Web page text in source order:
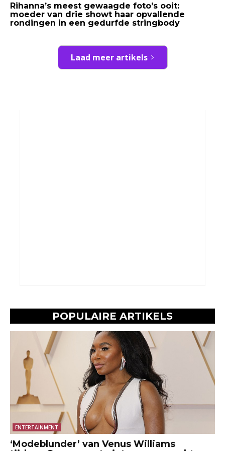
Rihanna’s meest gewaagde foto’s ooit:
moeder van drie showt haar opvallende
rondingen in een gedurfde stringbody
Laad meer artikels
POPULAIRE ARTIKELS
ENTERTAINMENT
‘Modeblunder’ van Venus Williams